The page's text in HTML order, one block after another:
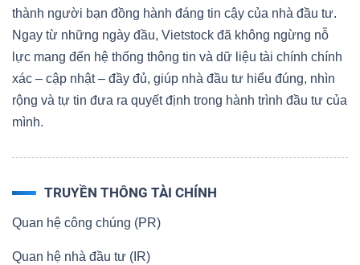
thành người bạn đồng hành đáng tin cậy của nhà đầu tư.
Ngay từ những ngày đầu, Vietstock đã không ngừng nỗ
lực mang đến hệ thống thông tin và dữ liệu tài chính chính
xác – cập nhật – đầy đủ, giúp nhà đầu tư hiểu đúng, nhìn
rộng và tự tin đưa ra quyết định trong hành trình đầu tư của
mình.
TRUYỀN THÔNG TÀI CHÍNH
Quan hệ công chúng (PR)
Quan hệ nhà đầu tư (IR)